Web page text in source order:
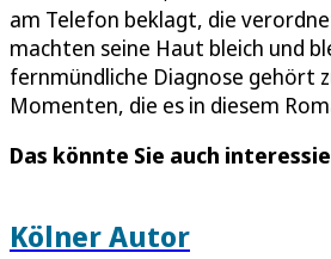
am Telefon beklagt, die
machten seine Haut bleich und
fernmündliche Diagnose gehört
Momenten, die es in diesem
Das könnte Sie auch
Kölner Autor